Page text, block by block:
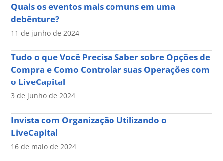
Quais os eventos mais comuns em uma
debênture?
11 de junho de 2024
Tudo o que Você Precisa Saber sobre Opções de
Compra e Como Controlar suas Operações com
o LiveCapital
3 de junho de 2024
Invista com Organização Utilizando o
LiveCapital
16 de maio de 2024